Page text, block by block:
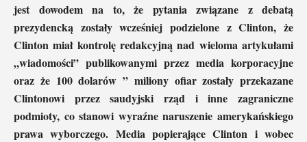
jest dowodem na to, że pytania związane z debatą
prezydencką zostały wcześniej podzielone z Clinton, że
Clinton miał kontrolę redakcyjną nad wieloma artykułami
„wiadomości” publikowanymi przez media korporacyjne
oraz że 100 dolarów ” miliony ofiar zostały przekazane
Clintonowi przez saudyjski rząd i inne zagraniczne
podmioty, co stanowi wyraźne naruszenie amerykańskiego
prawa wyborczego. Media popierające Clinton i wobec